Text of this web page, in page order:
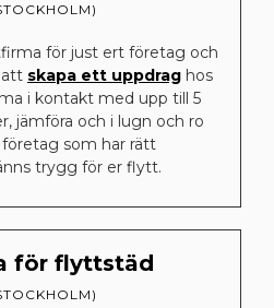
för just ert företag och
skapa ett uppdrag hos
i kontakt med upp till 5
jämföra och i lugn och ro
som har rätt
trygg för er flytt.
för flyttstäd​